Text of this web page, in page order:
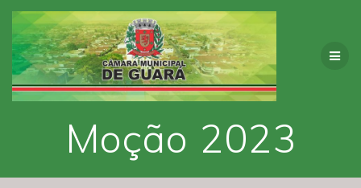
Moção 2023